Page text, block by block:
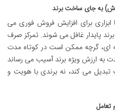
به جای ساخت برند
ابزاری برای افزایش فروش فوری می
پایدار غافل می شوند. تمرکز صرف
ای، گرچه ممکن است در کوتاه مدت
به ارزش ویژه برند آسیب می رساند
تبدیل می کند، نه برندی با هویت و
تعامل